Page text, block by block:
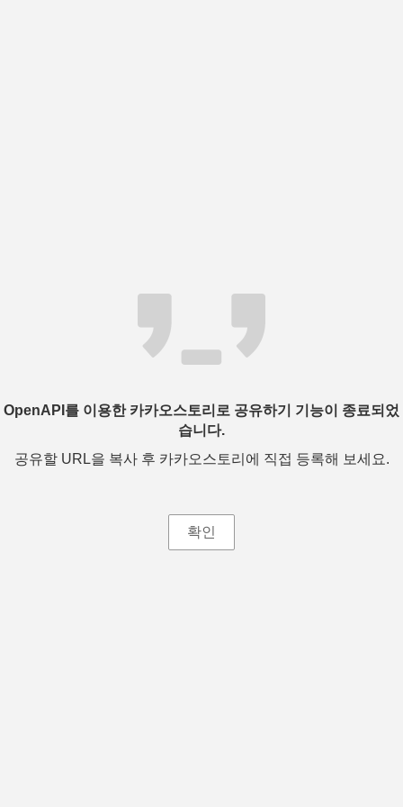
OpenAPI를 이용한 카카오스토리로 공유하기 기능이 종료되었
습니다.
공유할 URL을 복사 후 카카오스토리에 직접 등록해 보세요.
확인